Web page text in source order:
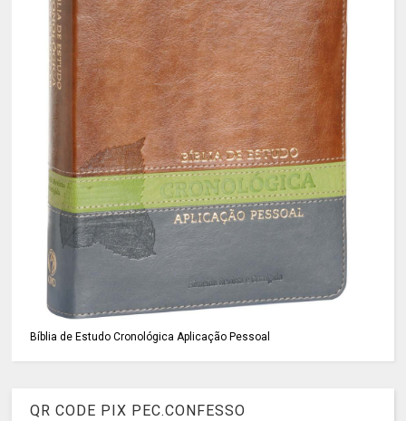
Bíblia de Estudo Cronológica Aplicação Pessoal
QR CODE PIX PEC.CONFESSO